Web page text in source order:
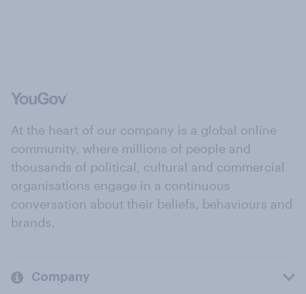
At the heart of our company is a global online
community, where millions of people and
thousands of political, cultural and commercial
organisations engage in a continuous
conversation about their beliefs, behaviours and
brands.
Company